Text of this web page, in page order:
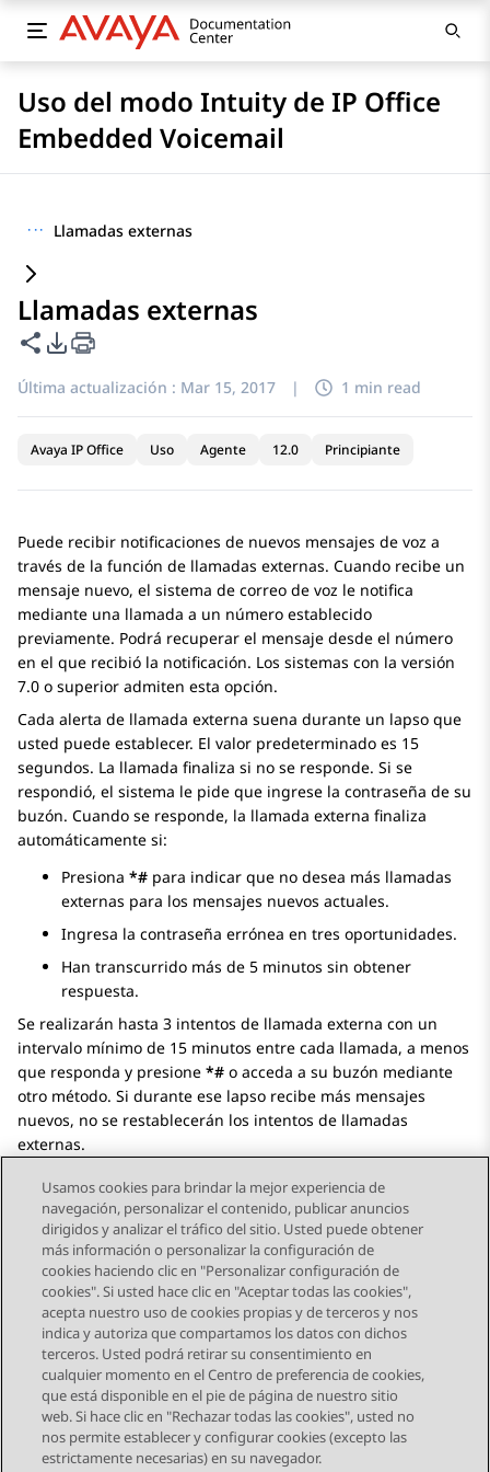
Uso del modo Intuity de IP Office
Embedded Voicemail
··· Llamadas externas
Llamadas externas
Compartir esta página
Opciones de exportación de PDF
Última actualización : Mar 15, 2017 | 1 min read
Avaya IP Office Uso Agente 12.0 Principiante
Puede recibir notificaciones de nuevos mensajes de voz a
través de la función de llamadas externas. Cuando recibe un
mensaje nuevo, el sistema de correo de voz le notifica
mediante una llamada a un número establecido
previamente. Podrá recuperar el mensaje desde el número
en el que recibió la notificación. Los sistemas con la versión
7.0 o superior admiten esta opción.
Cada alerta de llamada externa suena durante un lapso que
usted puede establecer. El valor predeterminado es 15
segundos. La llamada finaliza si no se responde. Si se
respondió, el sistema le pide que ingrese la contraseña de su
buzón. Cuando se responde, la llamada externa finaliza
automáticamente si:
Presiona *# para indicar que no desea más llamadas
externas para los mensajes nuevos actuales.
Ingresa la contraseña errónea en tres oportunidades.
Han transcurrido más de 5 minutos sin obtener
respuesta.
Se realizarán hasta 3 intentos de llamada externa con un
intervalo mínimo de 15 minutos entre cada llamada, a menos
que responda y presione *# o acceda a su buzón mediante
otro método. Si durante ese lapso recibe más mensajes
nuevos, no se restablecerán los intentos de llamadas
externas.
Send Feedback
Navegación de tema
Tema anterior Tema siguiente
STAY CONNECTED
Usamos cookies para brindar la mejor experiencia de
navegación, personalizar el contenido, publicar anuncios
dirigidos y analizar el tráfico del sitio. Usted puede obtener
más información o personalizar la configuración de
cookies haciendo clic en "Personalizar configuración de
cookies". Si usted hace clic en "Aceptar todas las cookies",
acepta nuestro uso de cookies propias y de terceros y nos
indica y autoriza que compartamos los datos con dichos
terceros. Usted podrá retirar su consentimiento en
cualquier momento en el Centro de preferencia de cookies,
que está disponible en el pie de página de nuestro sitio
web. Si hace clic en "Rechazar todas las cookies", usted no
nos permite establecer y configurar cookies (excepto las
estrictamente necesarias) en su navegador.